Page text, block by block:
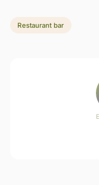
Restaurant bar